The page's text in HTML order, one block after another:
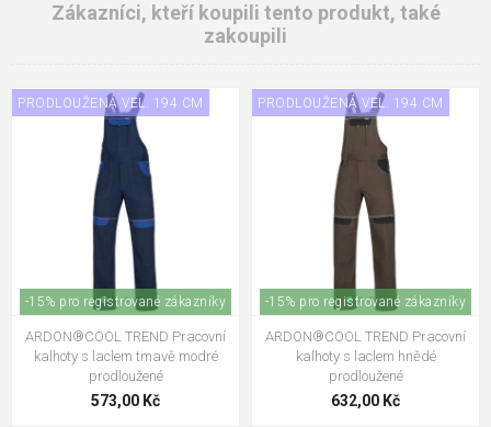
Zákazníci, kteří koupili tento produkt, také
zakoupili
PRODLOUŽENÁ VEL. 194 CM
-15% pro registrované zákazníky
ARDON®COOL TREND Pracovní
kalhoty s laclem tmavě modré
prodloužené
573,00 Kč
PRODLOUŽENÁ VEL. 194 CM
-15% pro registrované zákazníky
ARDON®COOL TREND Pracovní
kalhoty s laclem hnědé
prodloužené
632,00 Kč